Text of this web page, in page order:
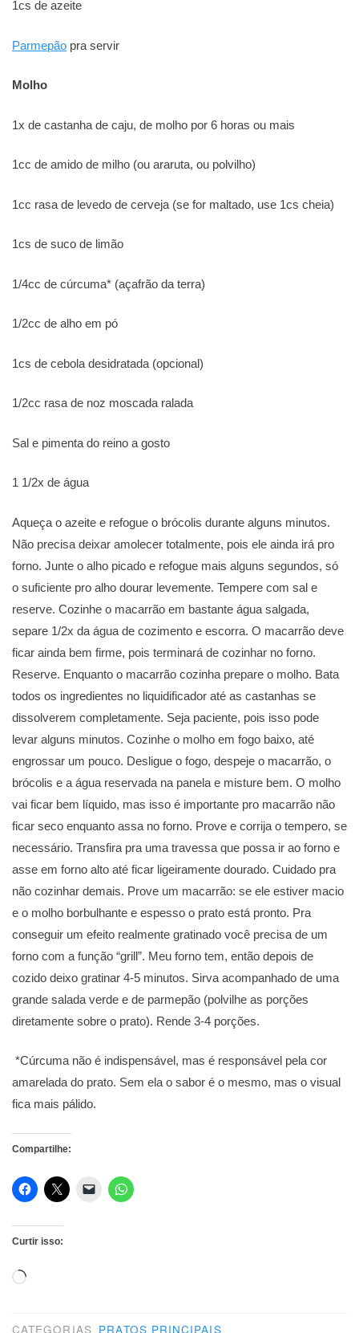
1cs de azeite
Parmepão pra servir
Molho
1x de castanha de caju, de molho por 6 horas ou mais
1cc de amido de milho (ou araruta, ou polvilho)
1cc rasa de levedo de cerveja (se for maltado, use 1cs cheia)
1cs de suco de limão
1/4cc de cúrcuma* (açafrão da terra)
1/2cc de alho em pó
1cs de cebola desidratada (opcional)
1/2cc rasa de noz moscada ralada
Sal e pimenta do reino a gosto
1 1/2x de água
Aqueça o azeite e refogue o brócolis durante alguns minutos.
Não precisa deixar amolecer totalmente, pois ele ainda irá pro
forno. Junte o alho picado e refogue mais alguns segundos, só
o suficiente pro alho dourar levemente. Tempere com sal e
reserve. Cozinhe o macarrão em bastante água salgada,
separe 1/2x da água de cozimento e escorra. O macarrão deve
ficar ainda bem firme, pois terminará de cozinhar no forno.
Reserve. Enquanto o macarrão cozinha prepare o molho. Bata
todos os ingredientes no liquidificador até as castanhas se
dissolverem completamente. Seja paciente, pois isso pode
levar alguns minutos. Cozinhe o molho em fogo baixo, até
engrossar um pouco. Desligue o fogo, despeje o macarrão, o
brócolis e a água reservada na panela e misture bem. O molho
vai ficar bem líquido, mas isso é importante pro macarrão não
ficar seco enquanto assa no forno. Prove e corrija o tempero, se
necessário. Transfira pra uma travessa que possa ir ao forno e
asse em forno alto até ficar ligeiramente dourado. Cuidado pra
não cozinhar demais. Prove um macarrão: se ele estiver macio
e o molho borbulhante e espesso o prato está pronto. Pra
conseguir um efeito realmente gratinado você precisa de um
forno com a função “grill”. Meu forno tem, então depois de
cozido deixo gratinar 4-5 minutos. Sirva acompanhado de uma
grande salada verde e de parmepão (polvilhe as porções
diretamente sobre o prato). Rende 3-4 porções.
*Cúrcuma não é indispensável, mas é responsável pela cor
amarelada do prato. Sem ela o sabor é o mesmo, mas o visual
fica mais pálido.
Compartilhe:
Curtir isso:
Carregando...
CATEGORIAS PRATOS PRINCIPAIS